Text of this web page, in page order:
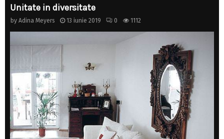
Unitate in diversitate
by Adina Meyers 13 iunie 2019 0 1112